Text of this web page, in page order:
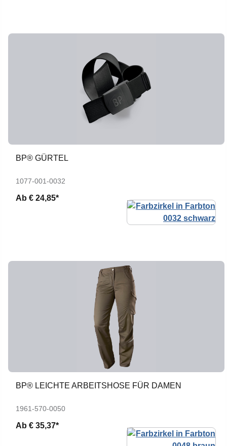
BP® GÜRTEL
1077-001-0032
Ab € 24,85*
BP® LEICHTE ARBEITSHOSE FÜR DAMEN
1961-570-0050
Ab € 35,37*